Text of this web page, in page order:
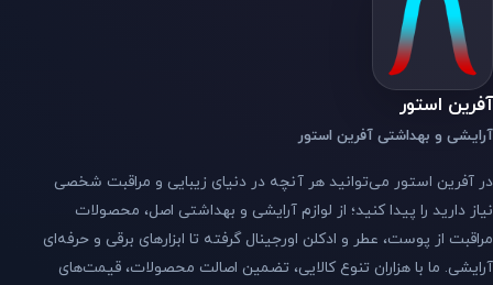
آفرین استور
آرایشی و بهداشتی آفرین استور
در آفرین استور می‌توانید هر آنچه در دنیای زیبایی و مراقبت شخصی
نیاز دارید را پیدا کنید؛ از لوازم آرایشی و بهداشتی اصل، محصولات
مراقبت از پوست، عطر و ادکلن اورجینال گرفته تا ابزارهای برقی و حرفه‌ای
آرایشی. ما با هزاران تنوع کالایی، تضمین اصالت محصولات، قیمت‌های